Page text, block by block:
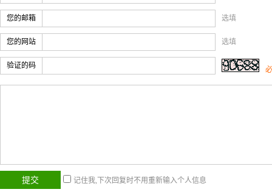
您的邮箱 选填
您的网站 选填
验证的码
记住我,下次回复时不用重新输入个人信息